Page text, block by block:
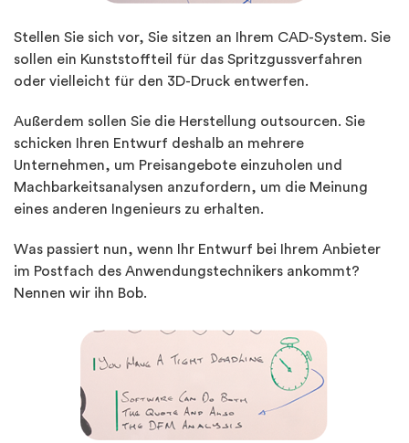
Stellen Sie sich vor, Sie sitzen an Ihrem CAD-System. Sie
sollen ein Kunststoffteil für das Spritzgussverfahren
oder vielleicht für den 3D-Druck entwerfen.
Außerdem sollen Sie die Herstellung outsourcen. Sie
schicken Ihren Entwurf deshalb an mehrere
Unternehmen, um Preisangebote einzuholen und
Machbarkeitsanalysen anzufordern, um die Meinung
eines anderen Ingenieurs zu erhalten.
Was passiert nun, wenn Ihr Entwurf bei Ihrem Anbieter
im Postfach des Anwendungstechnikers ankommt?
Nennen wir ihn Bob.